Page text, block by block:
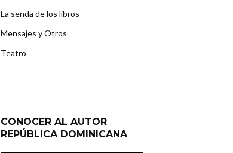
La senda de los libros
Mensajes y Otros
Teatro
CONOCER AL AUTOR
REPÚBLICA DOMINICANA